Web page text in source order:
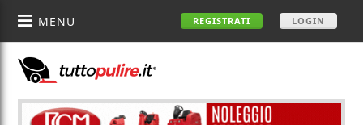
REGISTRATI LOGIN
MENU